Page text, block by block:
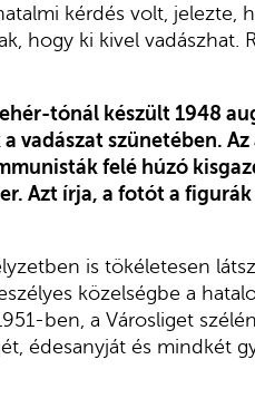
kérdés volt, jelezte,
hogy ki kivel vadászhat.
tónál készült 1948
vadászat szünetében. Az
felé húzó
Azt írja, a fotót a
is tökéletesen
közelségbe a
ben, a Városliget
édesanyját és mindkét